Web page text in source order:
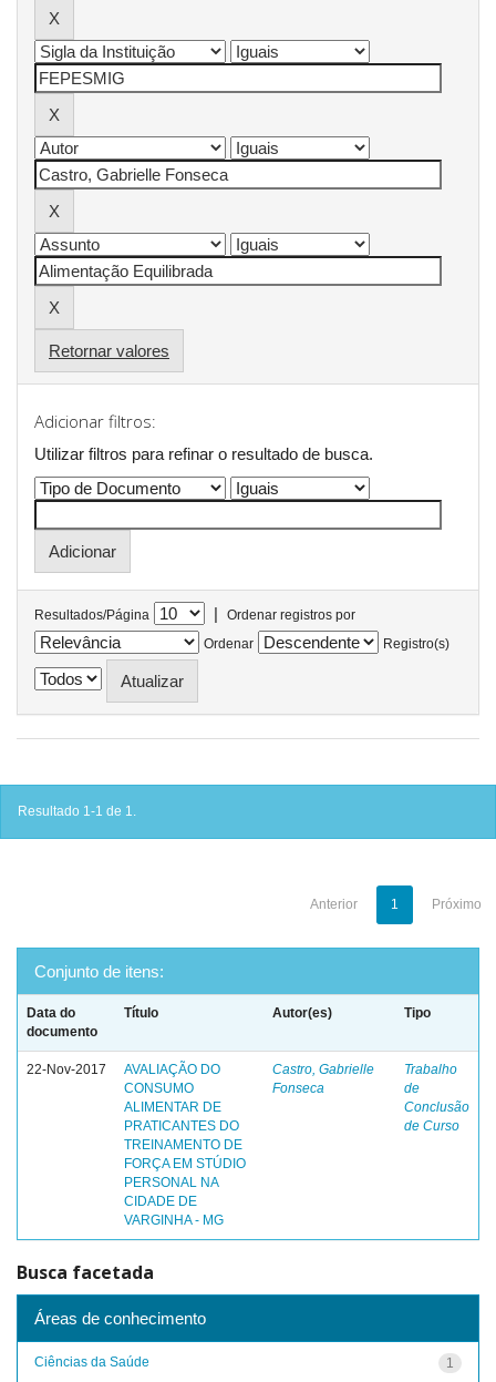
Retornar valores
Adicionar filtros:
Utilizar filtros para refinar o resultado de busca.
Resultados/Página |
Ordenar registros por
Ordenar
Registro(s)
Resultado 1-1 de 1.
Anterior 1 Próximo
Conjunto de itens:
Data do
documento
Título Autor(es) Tipo
22-Nov-2017
AVALIAÇÃO DO
CONSUMO
ALIMENTAR DE
PRATICANTES DO
TREINAMENTO DE
FORÇA EM STÚDIO
PERSONAL NA
CIDADE DE
VARGINHA - MG
Castro, Gabrielle
Fonseca
Trabalho
de
Conclusão
de Curso
Busca facetada
Áreas de conhecimento
1
Ciências da Saúde